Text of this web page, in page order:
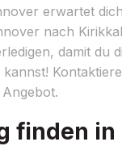
erwartet
nach
damit du
finden